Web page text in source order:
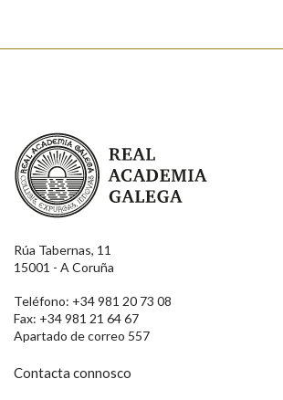
Real Academia Galega
Rúa Tabernas, 11
15001 - A Coruña
Teléfono: +34 981 20 73 08
Fax: +34 981 21 64 67
Apartado de correo 557
Contacta connosco